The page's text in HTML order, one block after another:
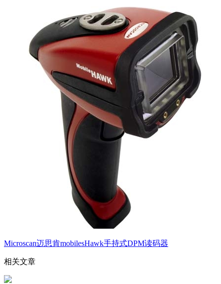
Microscan迈思肯mobilesHawk手持式DPM读码器
相关文章